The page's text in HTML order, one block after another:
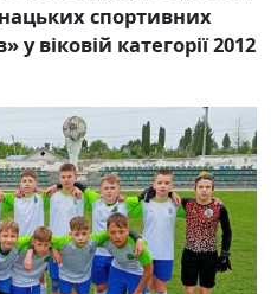
спортивних
у віковій категорії 2012